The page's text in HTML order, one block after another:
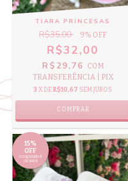
TIARA PRINCESAS
R$35,00 9% OFF
R$32,00
R$29,76
COM
TRANSFERÊNCIA | PIX
3 X DE R$10,67 SEM JUROS
COMPRAR
15%
OFF
comprando 4
ou mais